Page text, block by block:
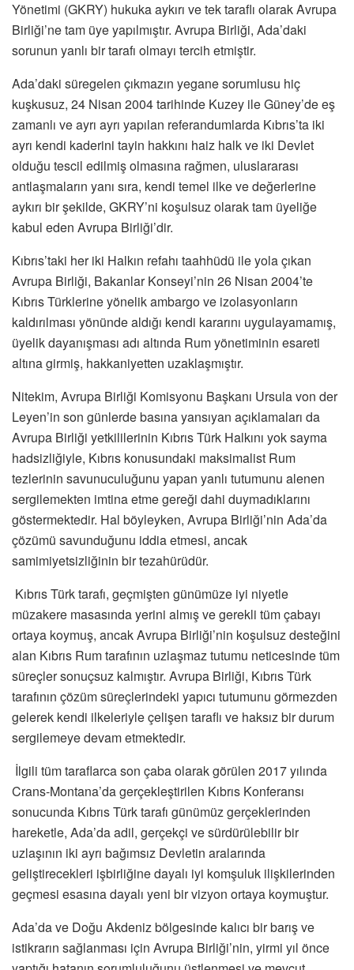
Yönetimi (GKRY) hukuka aykırı ve tek taraflı olarak Avrupa
Birliği’ne tam üye yapılmıştır. Avrupa Birliği, Ada’daki
sorunun yanlı bir tarafı olmayı tercih etmiştir.
Ada’daki süregelen çıkmazın yegane sorumlusu hiç
kuşkusuz, 24 Nisan 2004 tarihinde Kuzey ile Güney’de eş
zamanlı ve ayrı ayrı yapılan referandumlarda Kıbrıs’ta iki
ayrı kendi kaderini tayin hakkını haiz halk ve iki Devlet
olduğu tescil edilmiş olmasına rağmen, uluslararası
antlaşmaların yanı sıra, kendi temel ilke ve değerlerine
aykırı bir şekilde, GKRY’ni koşulsuz olarak tam üyeliğe
kabul eden Avrupa Birliği’dir.
Kıbrıs’taki her iki Halkın refahı taahhüdü ile yola çıkan
Avrupa Birliği, Bakanlar Konseyi’nin 26 Nisan 2004’te
Kıbrıs Türklerine yönelik ambargo ve izolasyonların
kaldırılması yönünde aldığı kendi kararını uygulayamamış,
üyelik dayanışması adı altında Rum yönetiminin esareti
altına girmiş, hakkaniyetten uzaklaşmıştır.
Nitekim, Avrupa Birliği Komisyonu Başkanı Ursula von der
Leyen’in son günlerde basına yansıyan açıklamaları da
Avrupa Birliği yetkililerinin Kıbrıs Türk Halkını yok sayma
hadsizliğiyle, Kıbrıs konusundaki maksimalist Rum
tezlerinin savunuculuğunu yapan yanlı tutumunu alenen
sergilemekten imtina etme gereği dahi duymadıklarını
göstermektedir. Hal böyleyken, Avrupa Birliği’nin Ada’da
çözümü savunduğunu iddia etmesi, ancak
samimiyetsizliğinin bir tezahürüdür.
Kıbrıs Türk tarafı, geçmişten günümüze iyi niyetle
müzakere masasında yerini almış ve gerekli tüm çabayı
ortaya koymuş, ancak Avrupa Birliği’nin koşulsuz desteğini
alan Kıbrıs Rum tarafının uzlaşmaz tutumu neticesinde tüm
süreçler sonuçsuz kalmıştır. Avrupa Birliği, Kıbrıs Türk
tarafının çözüm süreçlerindeki yapıcı tutumunu görmezden
gelerek kendi ilkeleriyle çelişen taraflı ve haksız bir durum
sergilemeye devam etmektedir.
İlgili tüm taraflarca son çaba olarak görülen 2017 yılında
Crans-Montana’da gerçekleştirilen Kıbrıs Konferansı
sonucunda Kıbrıs Türk tarafı günümüz gerçeklerinden
hareketle, Ada’da adil, gerçekçi ve sürdürülebilir bir
uzlaşının iki ayrı bağımsız Devletin aralarında
geliştirecekleri işbirliğine dayalı iyi komşuluk ilişkilerinden
geçmesi esasına dayalı yeni bir vizyon ortaya koymuştur.
Ada’da ve Doğu Akdeniz bölgesinde kalıcı bir barış ve
istikrarın sağlanması için Avrupa Birliği’nin, yirmi yıl önce